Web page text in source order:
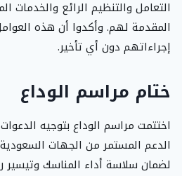
التعامل والتنظيم الرائع والخدمات
المقدمة لهم. وأكدوا أن هذه
إجراءاتهم دون أي تأخير.
ختام مراسم الوداع
اختتمت مراسم الوداع بتوجيه
الدعم المستمر من الجهات
لضمان سلاسة أداء المناسك وتيسير